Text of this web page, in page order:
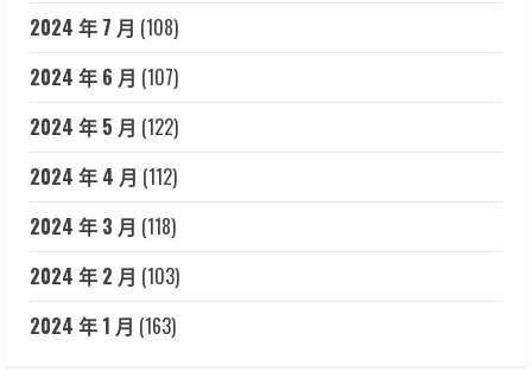
2024 年 7 月 (108)
2024 年 6 月 (107)
2024 年 5 月 (122)
2024 年 4 月 (112)
2024 年 3 月 (118)
2024 年 2 月 (103)
2024 年 1 月 (163)